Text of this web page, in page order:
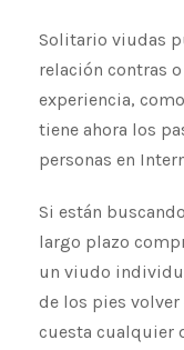
Solitario viudas
relación contras
experiencia,
tiene ahora los
personas en
Si están
largo plazo
un viudo
de los pies volver
cuesta cualquier